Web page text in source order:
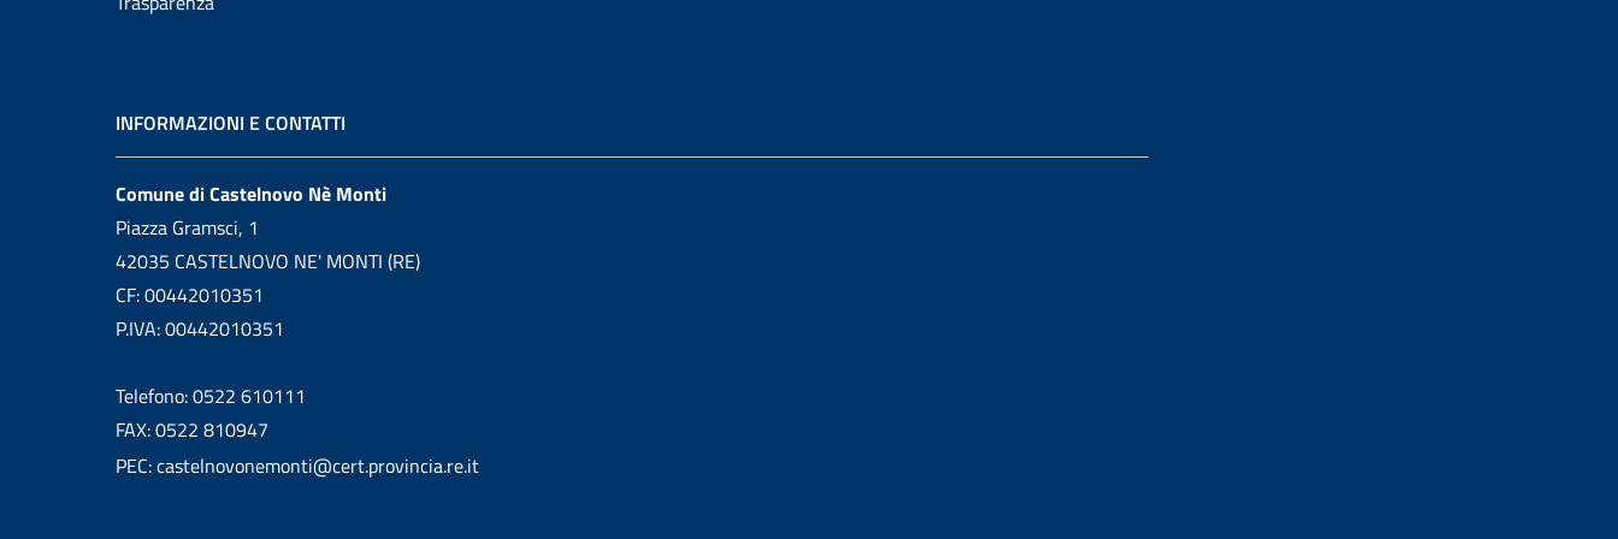
INFORMAZIONI E CONTATTI
Comune di Castelnovo Nè Monti
Piazza Gramsci, 1
42035 CASTELNOVO NE' MONTI (RE)
CF: 00442010351
P.IVA: 00442010351
Telefono: 0522 610111
FAX: 0522 810947
PEC: castelnovonemonti@cert.provincia.re.it